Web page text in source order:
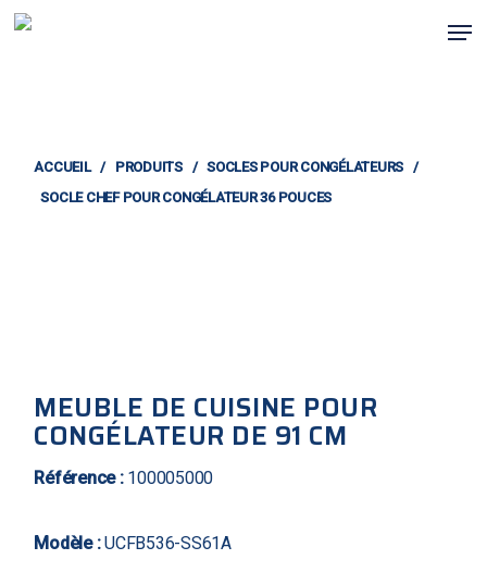
Skip
ACCUEIL / PRODUITS / SOCLES POUR CONGÉLATEURS /
SOCLE CHEF POUR CONGÉLATEUR 36 POUCES
MEUBLE DE CUISINE POUR
CONGÉLATEUR DE 91 CM
Référence :100005000
Modèle :UCFB536-SS61A